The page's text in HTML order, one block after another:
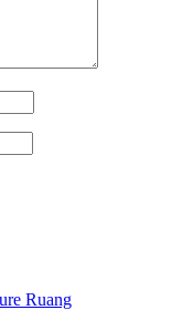
Ruang